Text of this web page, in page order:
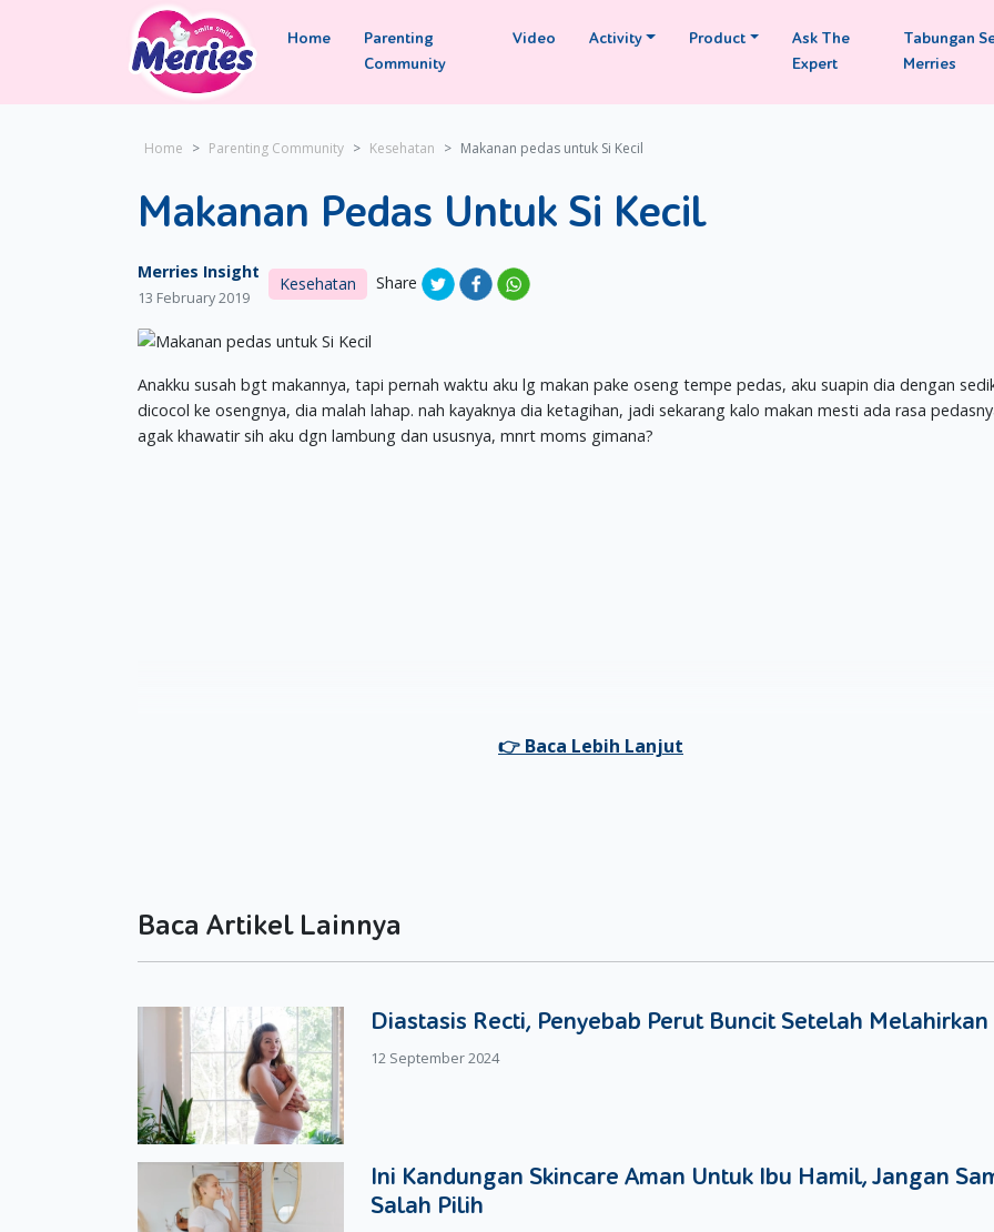
Home
Parenting
Community
Video Activity Product
Ask The
Expert
Tabungan
Merries
Home Parenting Community Kesehatan Makanan pedas untuk Si Kecil
Makanan Pedas Untuk Si Kecil
Merries Insight
13 February 2019
Kesehatan Share
Anakku susah bgt makannya, tapi pernah waktu aku lg makan pake oseng tempe pedas, aku suapin dia dengan
dicocol ke osengnya, dia malah lahap. nah kayaknya dia ketagihan, jadi sekarang kalo makan mesti ada rasa
agak khawatir sih aku dgn lambung dan ususnya, mnrt moms gimana?
Baca Artikel Lainnya
Diastasis Recti, Penyebab Perut Buncit Setelah Melahirkan
12 September 2024
Ini Kandungan Skincare Aman Untuk Ibu Hamil, Jangan
Salah Pilih